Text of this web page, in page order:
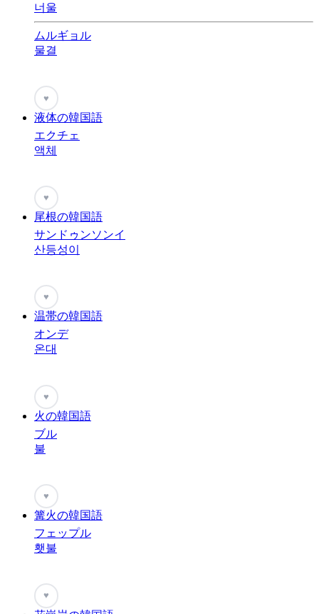
너울
ムルギョル
물결
♥
液体の韓国語
エクチェ
액체
♥
尾根の韓国語
サンドゥンソンイ
산등성이
♥
温帯の韓国語
オンデ
온대
♥
火の韓国語
ブル
불
♥
篝火の韓国語
フェップル
횃불
♥